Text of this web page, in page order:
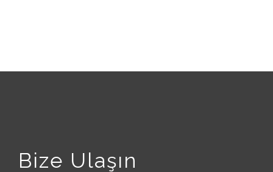
Bize Ulaşın